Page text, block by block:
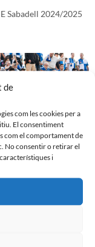
de
com les cookies per a
El consentiment
com el comportament de
No consentir o retirar el
i
2024/2025